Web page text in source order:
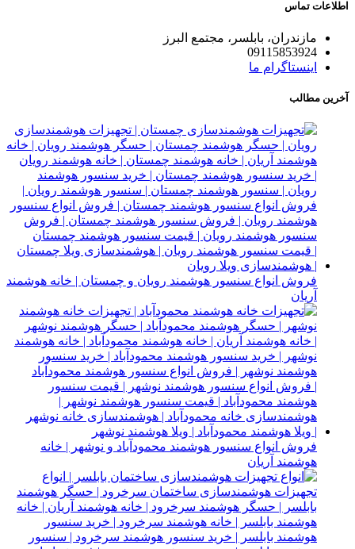
اطلاعات تماس
مازندران، بابلسر، مجتمع البرز
09115853924
اینستاگرام ما
آخرین مطالب
فروش انواع سنسور هوشمند رویان و چمستان | خانه هوشمند
آریان
فروش انواع سنسور هوشمند محمودآباد و نوشهر | خانه
هوشمند آریان